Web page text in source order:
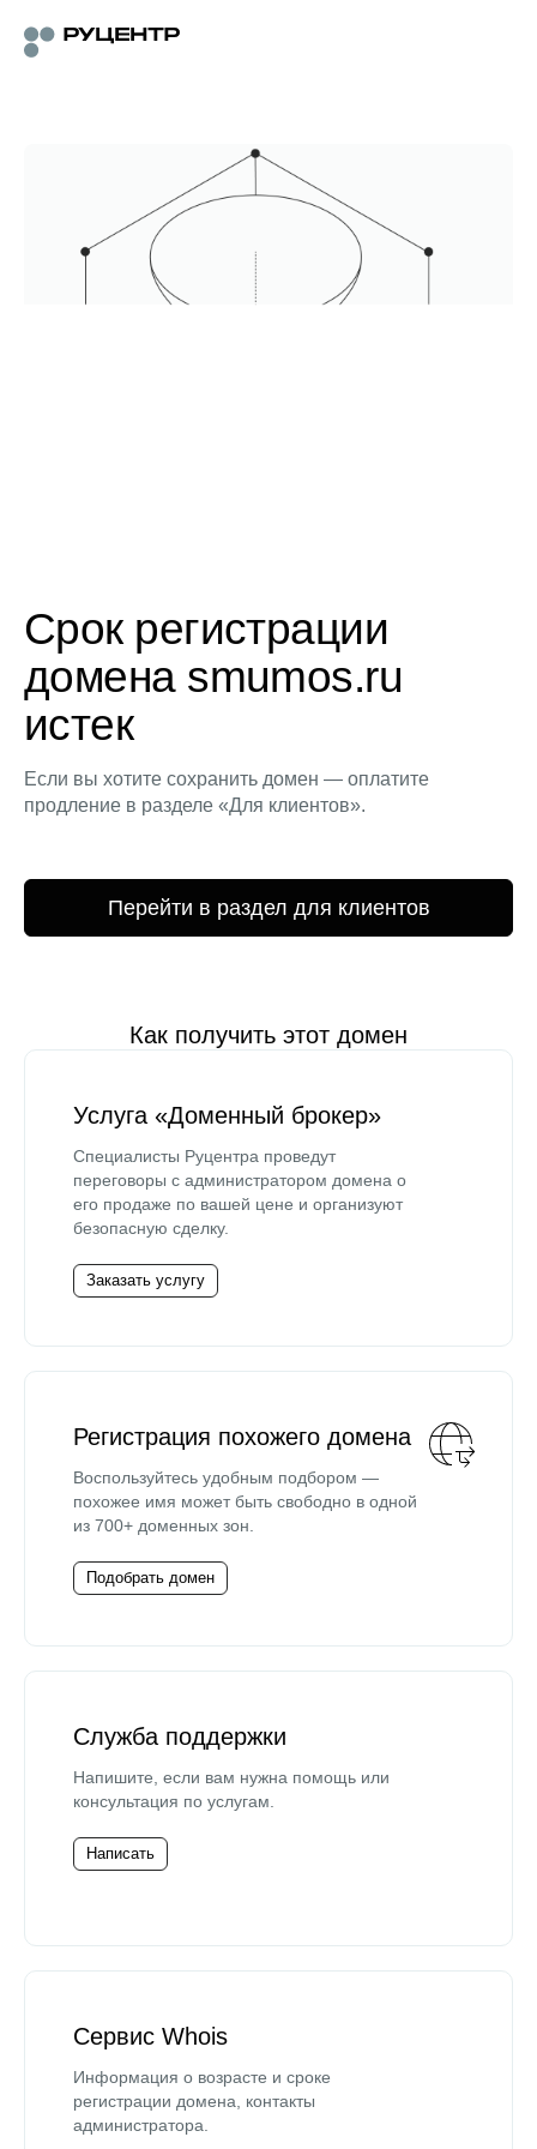
Срок регистрации
домена smumos.ru
истек
Если вы хотите сохранить домен — оплатите
продление в разделе «Для клиентов».
Перейти в раздел для клиентов
Как получить этот домен
Услуга «Доменный брокер»
Специалисты Руцентра проведут
переговоры с администратором домена о
его продаже по вашей цене и организуют
безопасную сделку.
Заказать услугу
Регистрация похожего домена
Воспользуйтесь удобным подбором —
похожее имя может быть свободно в одной
из 700+ доменных зон.
Подобрать домен
Служба поддержки
Напишите, если вам нужна помощь или
консультация по услугам.
Написать
Сервис Whois
Информация о возрасте и сроке
регистрации домена, контакты
администратора.